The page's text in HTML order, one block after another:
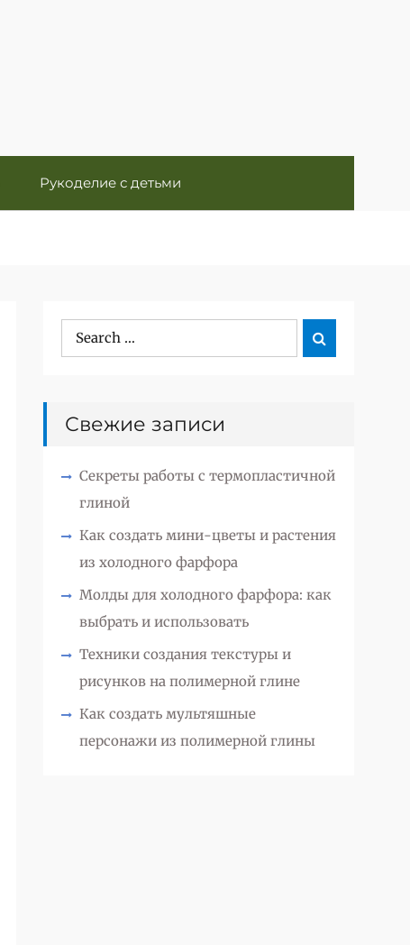
Рукоделие с детьми
Search
for:

Свежие записи
Секреты работы с термопластичной
глиной
Как создать мини-цветы и растения
из холодного фарфора
Молды для холодного фарфора: как
выбрать и использовать
Техники создания текстуры и
рисунков на полимерной глине
Как создать мультяшные
персонажи из полимерной глины